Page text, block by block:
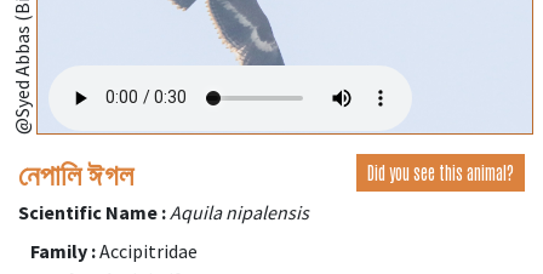
নেপালি ঈগল Did you see this animal?
Scientific Name :Aquila nipalensis
Family :Accipitridae